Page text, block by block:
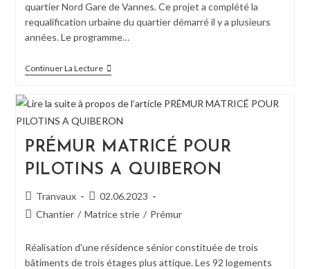
quartier Nord Gare de Vannes. Ce projet a complété la
requalification urbaine du quartier démarré il y a plusieurs
années. Le programme…
Continuer La LecturePRÉMUR
MATRICÉ
ODYSSE
VANNES
PRÉMUR MATRICÉ POUR
PILOTINS A QUIBERON
Auteur/autrice
de
Tranvaux
Publication
publiée :
02.06.2023
PostChantier / Matrice strie / Prémur
Réalisation d'une résidence sénior constituée de trois
bâtiments de trois étages plus attique. Les 92 logements